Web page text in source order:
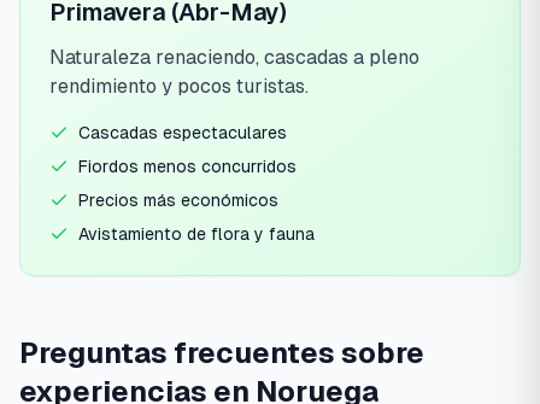
Primavera (Abr-May)
Naturaleza renaciendo, cascadas a pleno
rendimiento y pocos turistas.
Cascadas espectaculares
Fiordos menos concurridos
Precios más económicos
Avistamiento de flora y fauna
Preguntas frecuentes sobre
experiencias en Noruega